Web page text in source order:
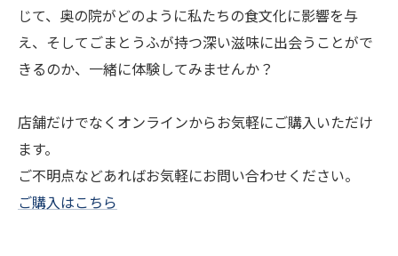
じて、奥の院がどのように私たちの食文化に影響を与
え、そしてごまとうふが持つ深い滋味に出会うことがで
きるのか、一緒に体験してみませんか？
店舗だけでなくオンラインからお気軽にご購入いただけ
ます。
ご不明点などあればお気軽にお問い合わせください。
ご購入はこちら